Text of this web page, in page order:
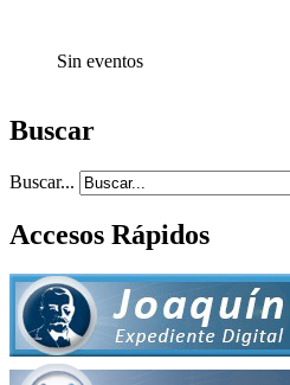
Sin eventos
Buscar
Buscar...
Accesos Rápidos